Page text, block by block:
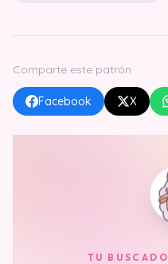
Comparte este patrón
Facebook X
TU